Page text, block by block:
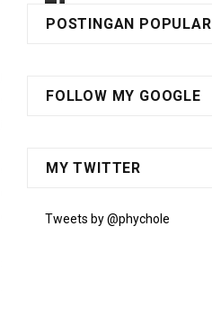
d
POSTINGAN POPULAR
FOLLOW MY GOOGLE
MY TWITTER
Tweets by @phychole